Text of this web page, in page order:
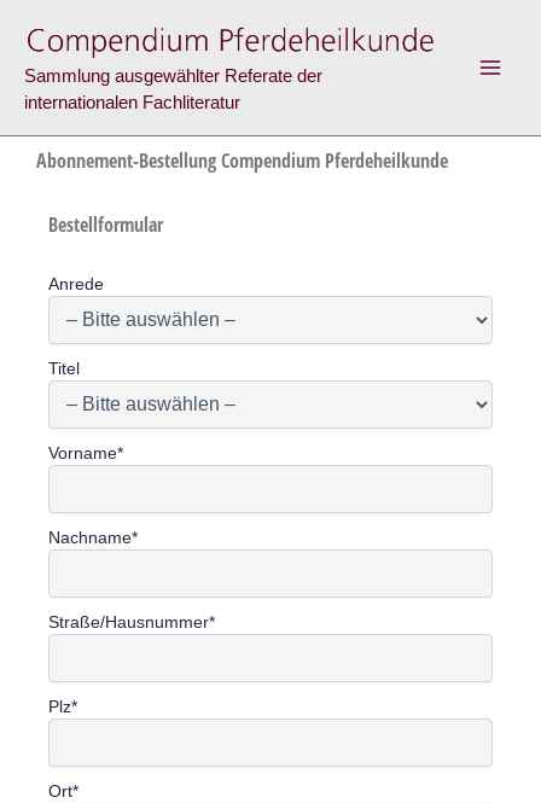
Inhalt
springen
Sammlung ausgewählter Referate der
internationalen Fachliteratur
Abonnement-Bestellung Compendium Pferdeheilkunde
Bestellformular
Anrede
Titel
Vorname*
Nachname*
Straße/Hausnummer*
Plz*
Ort*